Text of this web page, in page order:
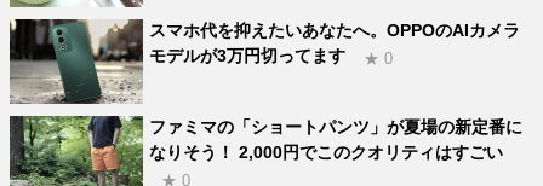
スマホ代を抑えたいあなたへ。OPPOのAIカメラ
モデルが3万円切ってます
★ 0
ファミマの「ショートパンツ」が夏場の新定番に
なりそう！ 2,000円でこのクオリティはすごい
★ 0